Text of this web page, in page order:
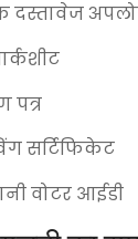
पत्र
सर्टिफिकेट
वोटर आईडी